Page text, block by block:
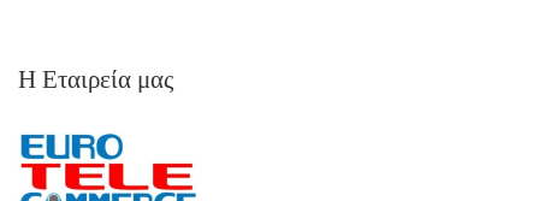
Η Εταιρεία μας